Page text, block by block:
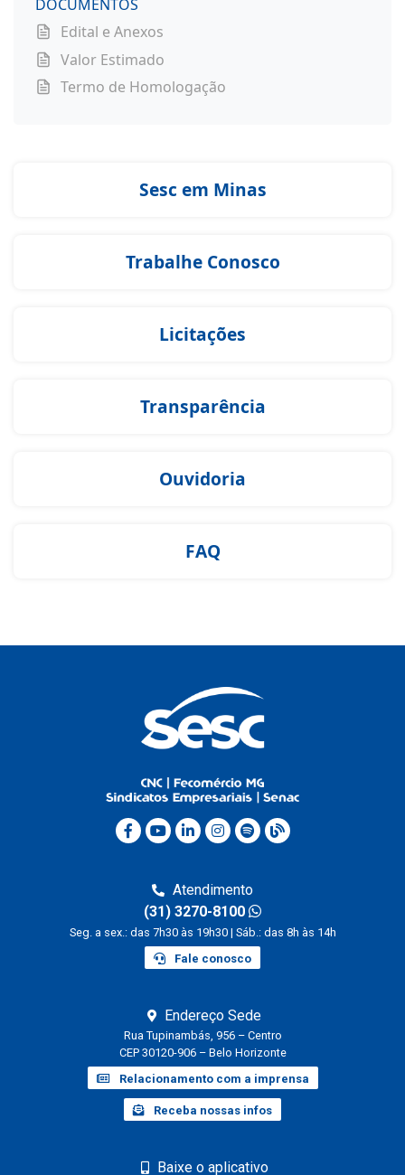
DOCUMENTOS
Edital e Anexos
Valor Estimado
Termo de Homologação
Sesc em Minas
Trabalhe Conosco
Licitações
Transparência
Ouvidoria
FAQ
Atendimento
(31) 3270-8100
Seg. a sex.: das 7h30 às 19h30 | Sáb.: das 8h às 14h
Fale conosco
Endereço Sede
Rua Tupinambás, 956 – Centro
CEP 30120-906 – Belo Horizonte
Relacionamento com a imprensa
Receba nossas infos
Baixe o aplicativo